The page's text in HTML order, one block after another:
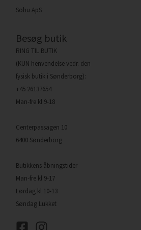
Sohu ApS
Besøg butik
RING TIL BUTIK
(KUN henvendelse vedr. den
fysisk butik i Sønderborg):
+45 26137654
Man-fre kl 9-18
Centerpassagen 10
6400 Sønderborg
Butikkens åbningstider
Man-fre kl 9-17
Lørdag kl 10-13
Søndag Lukket